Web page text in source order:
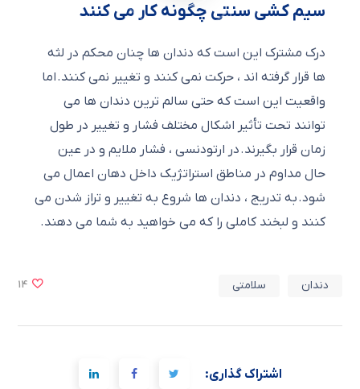
سیم کشی سنتی چگونه کار می کنند
درک مشترک این است که دندان ها چنان محکم در لثه
ها قرار گرفته اند ، حرکت نمی کنند و تغییر نمی کنند.اما
واقعیت این است که حتی سالم ترین دندان ها می
توانند تحت تأثیر اشکال مختلف فشار و تغییر در طول
زمان قرار بگیرند.در ارتودنسی ، فشار ملایم و در عین
حال مداوم در مناطق استراتژیک داخل دهان اعمال می
شود.به تدریج ، دندان ها شروع به تغییر و تراز شدن می
کنند و لبخند کاملی را که می خواهید به شما می دهند.
دندان سلامتی 14
اشتراک گذاری: